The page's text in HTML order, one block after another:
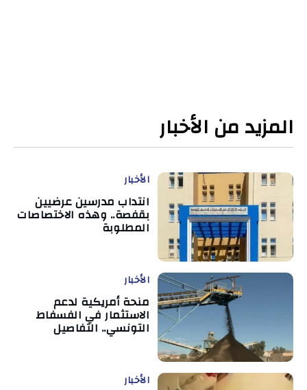
المزيد من الأخبار
الأخبار
انتداب مدرسين عرضيين
بقفصة.. وهذه الاختصاصات
المطلوبة
الأخبار
منحة أمريكية لدعم
الاستثمار في الفسفاط
التونسي.. التفاصيل
الأخبار